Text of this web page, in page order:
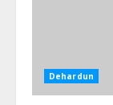
Dehardun